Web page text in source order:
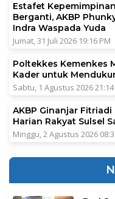
Estafet
Berganti, AKBP
Indra Waspada Yuda
Jumat, 31 Juli 2026 19:16 PM
Poltekkes Kemenkes
Kader untuk
Sabtu, 1 Agustus 2026 21:14
AKBP Ginanjar
Harian Rakyat Sulsel
Minggu, 2 Agustus 2026